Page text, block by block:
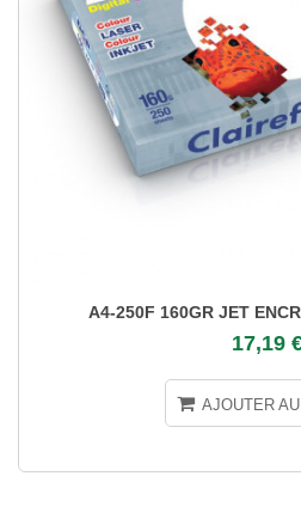
A4-250F 160GR JET
17,19
AJOUTER